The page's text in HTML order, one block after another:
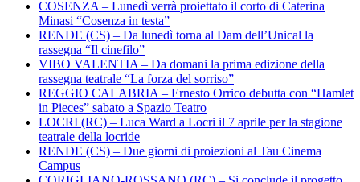
COSENZA – Lunedì verrà proiettato il corto di Caterina
Minasi “Cosenza in testa”
RENDE (CS) – Da lunedì torna al Dam dell’Unical la
rassegna “Il cinefilo”
VIBO VALENTIA – Da domani la prima edizione della
rassegna teatrale “La forza del sorriso”
REGGIO CALABRIA – Ernesto Orrico debutta con “Hamlet
in Pieces” sabato a Spazio Teatro
LOCRI (RC) – Luca Ward a Locri il 7 aprile per la stagione
teatrale della locride
RENDE (CS) – Due giorni di proiezioni al Tau Cinema
Campus